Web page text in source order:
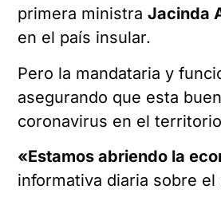
primera ministra Jacinda
en el país insular.
Pero la mandataria y
asegurando que esta
coronavirus en el
«Estamos abriendo la
informativa diaria sobre